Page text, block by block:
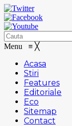
Menu ≡ ╳
Acasa
Stiri
Features
Editoriale
Eco
Sitemap
Contact